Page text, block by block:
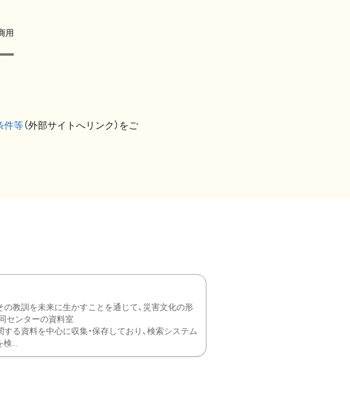
用
件等（外部サイトへリンク）をご
の教訓を未来に生かすことを通じて、災害文化の形
センターの資料室
る資料を中心に収集・保存しており、検索システム
...